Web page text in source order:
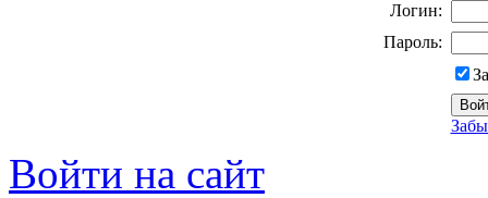
Логин:
Пароль:
Войти на сайт